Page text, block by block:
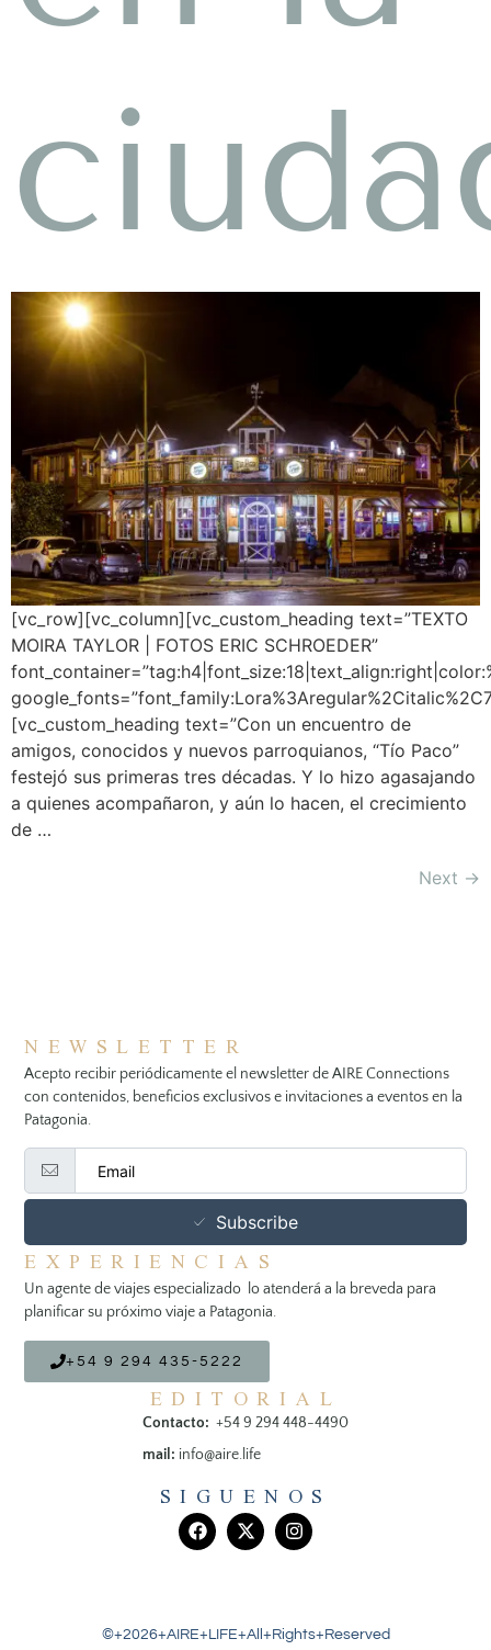
[vc_row][vc_column][vc_custom_heading text=”TEXTO
MOIRA TAYLOR | FOTOS ERIC SCHROEDER”
[vc_custom_heading text=”Con un encuentro de
amigos, conocidos y nuevos parroquianos, “Tío Paco”
festejó sus primeras tres décadas. Y lo hizo agasajando
a quienes acompañaron, y aún lo hacen, el crecimiento
de …
Next →
NEWSLETTER
Acepto recibir periódicamente el newsletter de AIRE Connections
con contenidos, beneficios exclusivos e invitaciones a eventos en la
Patagonia.
Subscribe
EXPERIENCIAS
Un agente de viajes especializado lo atenderá a la breveda para
planificar su próximo viaje a Patagonia.
+54 9 294 435-5222
EDITORIAL
Contacto: +54 9 294 448-4490
mail: info@aire.life
SIGUENOS
©+2026+AIRE+LIFE+All+Rights+Reserved